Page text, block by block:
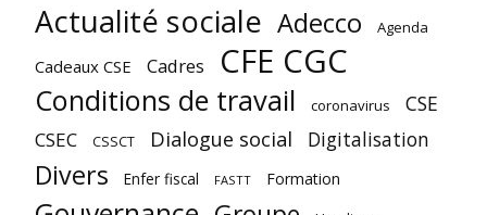
Actualité sociale Adecco Agenda
Cadeaux CSE Cadres CFE CGC
Conditions de travail coronavirus CSE
CSEC CSSCT Dialogue social Digitalisation
Divers Enfer fiscal FASTT Formation